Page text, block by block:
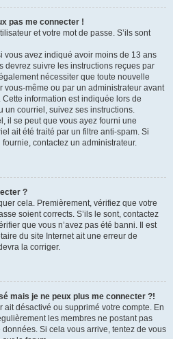
pas me connecter !
et votre mot de passe. S’ils sont
vous avez indiqué avoir moins de 13 ans
devrez suivre les instructions reçues par
nécessiter que toute nouvelle
vous-même ou par un administrateur avant
information est indiquée lors de
un courriel, suivez ses instructions.
il se peut que vous ayez fourni une
ait été traité par un filtre anti-spam. Si
contactez un administrateur.
?
cela. Premièrement, vérifiez que votre
soient corrects. S’ils le sont, contactez
que vous n’avez pas été banni. Il est
du site Internet ait une erreur de
la corriger.
mais je ne peux plus me connecter ?!
ait désactivé ou supprimé votre compte. En
les membres ne postant pas
Si cela vous arrive, tentez de vous